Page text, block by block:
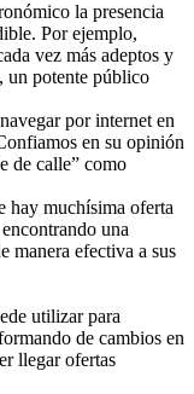
la presencia
Por ejemplo,
vez más adeptos y
un potente público
por internet en
en su opinión
de calle” como
hay muchísima oferta
una
manera efectiva a sus
utilizar para
de cambios en
llegar ofertas